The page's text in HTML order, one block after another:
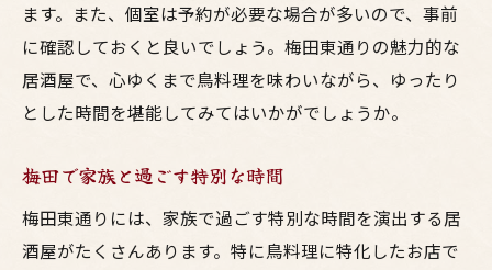
ます。また、個室は予約が必要な場合が多いので、事前
に確認しておくと良いでしょう。梅田東通りの魅力的な
居酒屋で、心ゆくまで鳥料理を味わいながら、ゆったり
とした時間を堪能してみてはいかがでしょうか。
梅田で家族と過ごす特別な時間
梅田東通りには、家族で過ごす特別な時間を演出する居
酒屋がたくさんあります。特に鳥料理に特化したお店で